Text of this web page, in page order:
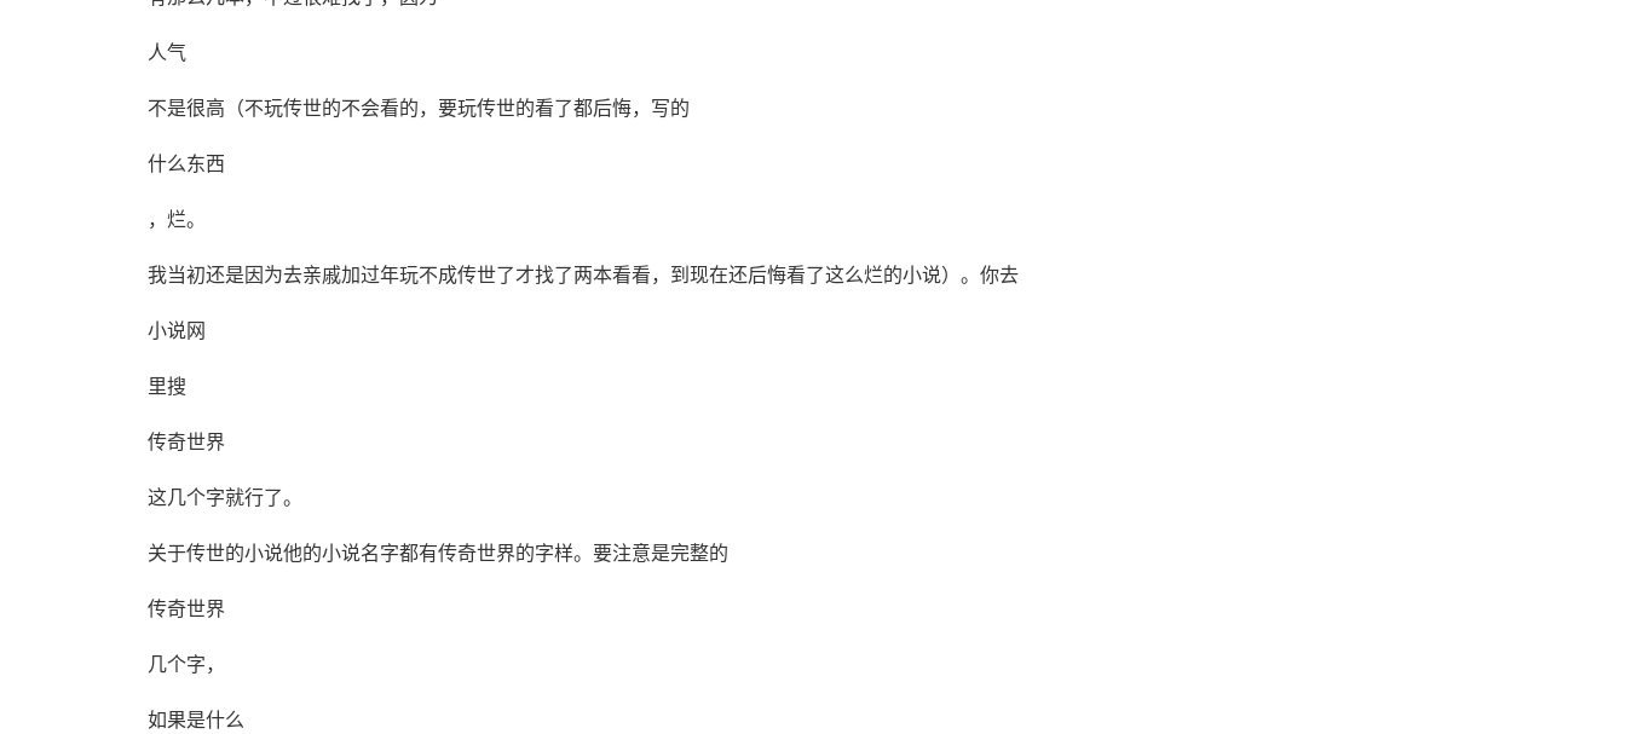
人气
不是很高（不玩传世的不会看的，要玩传世的看了都后悔，写的
什么东西
，烂。
我当初还是因为去亲戚加过年玩不成传世了才找了两本看看，到现在还后悔看了这么烂的小说）。你去
小说网
里搜
传奇世界
这几个字就行了。
关于传世的小说他的小说名字都有传奇世界的字样。要注意是完整的
传奇世界
几个字，
如果是什么